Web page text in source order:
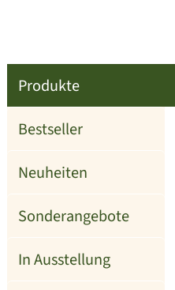
Produkte
Bestseller
Neuheiten
Sonderangebote
In Ausstellung